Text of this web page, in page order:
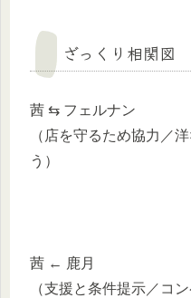
ざっくり相関図
茜 ⇆ フェルナン
（店を守るため協力／
う）
茜 ← 鹿月
（支援と条件提示／コ